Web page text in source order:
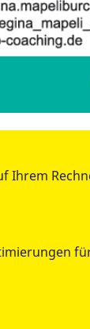
Ehrenamt
Ihrem